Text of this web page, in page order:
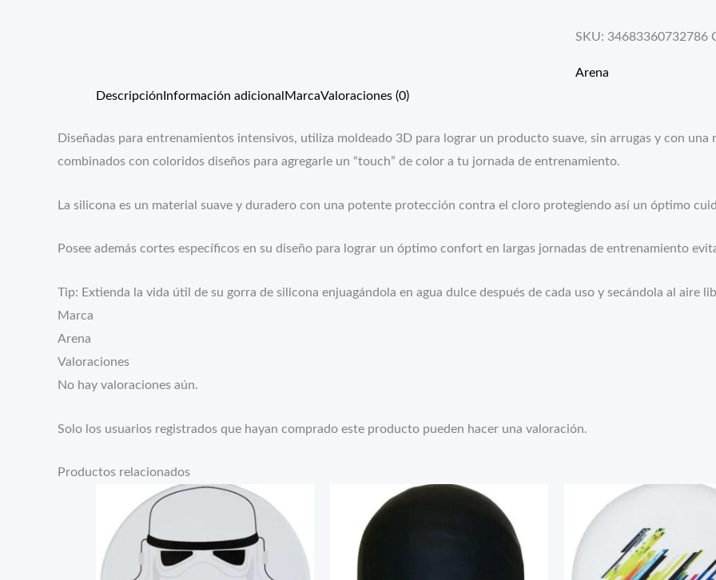
SKU: 34683360732786
Arena
Descripción Información adicional MarcaValoraciones (0)
Diseñadas para entrenamientos intensivos, utiliza moldeado 3D para lograr un producto suave, sin arrugas y con
combinados con coloridos diseños para agregarle un “touch” de color a tu jornada de entrenamiento.
La silicona es un material suave y duradero con una potente protección contra el cloro protegiendo así un óptimo
Posee además cortes específicos en su diseño para lograr un óptimo confort en largas jornadas de entrenamiento
Tip: Extienda la vida útil de su gorra de silicona enjuagándola en agua dulce después de cada uso y secándola al aire
Marca
Arena
Valoraciones
No hay valoraciones aún.
Solo los usuarios registrados que hayan comprado este producto pueden hacer una valoración.
Productos relacionados